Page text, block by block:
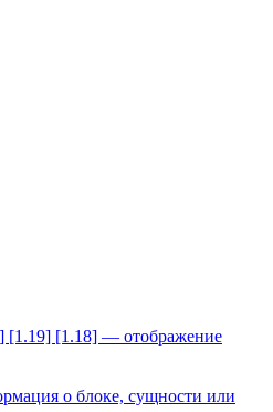
[1.19] [1.18] — отображение
о блоке, сущности или